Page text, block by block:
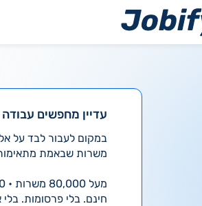
עדיין מחפשים
משרות שבאמת
מעל 80,000 משרות • 4,000 חדשות ביום
חינם. בלי פרסומות. בלי